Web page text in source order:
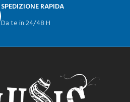
SPEDIZIONE RAPIDA
Da te in 24/48 H